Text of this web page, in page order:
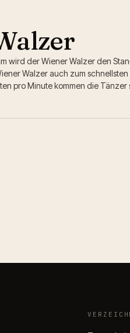
wird der Wiener Walzer den
Walzer auch zum
pro Minute kommen die Tänzer